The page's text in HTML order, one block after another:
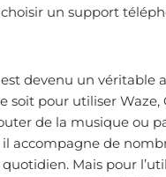
un support
devenu un véritable
soit pour utiliser Waze,
de la musique ou
il accompagne de
Mais pour